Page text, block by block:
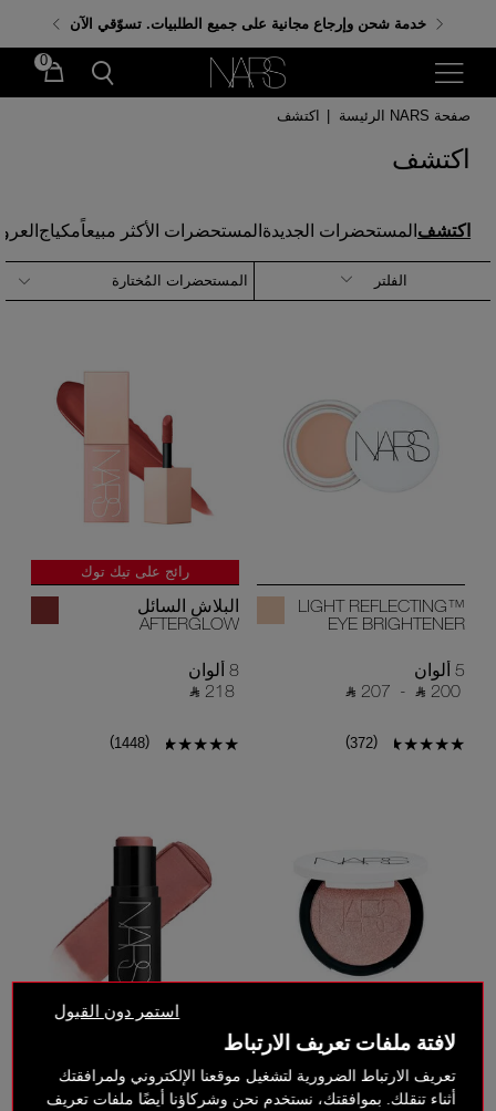
احصلي على هدايا مجانية عند إنفاق 350 ر.س. باستخدام
الكود: GIFTS
خدمة شحن وإرجاع مجانية على جميع الطلبيات. تسوّقي الآن
0
استمر دون القبول
لافتة ملفات تعريف الارتباط
تعريف الارتباط الضرورية لتشغيل موقعنا الإلكتروني ولمرافقتك
أثناء تنقلك. بموافقتك، نستخدم نحن وشركاؤنا أيضًا ملفات تعريف
صفحة NARS الرئيسة اكتشف
اكتشف
اكتشفالمستحضرات الجديدةالمستحضرات الأكثر مبيعاًمكياج
الفلتر
LIGHT REFLECTING™
EYE BRIGHTENER
5 ألوان
‎ ⃁ 200 ‎
-
‎ ⃁ 207 ‎
(
372
)
رائج على تيك توك
البلاش السائل
AFTERGLOW
8 ألوان
‎ ⃁ 218 ‎
(
1448
)
جديد
LIGHT REFLECTING™
بودرة مضيئة
THE MULTIPLE